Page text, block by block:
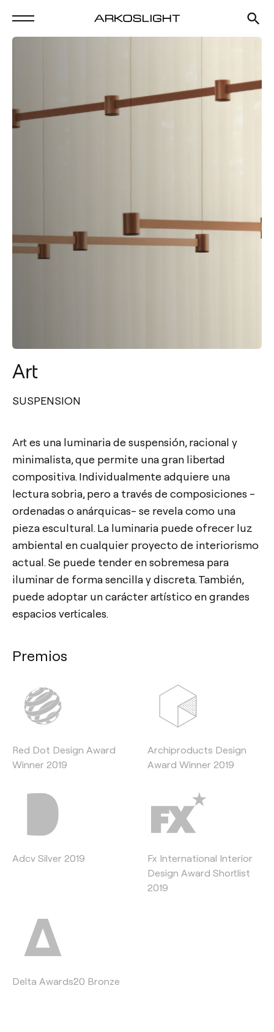
Art
SUSPENSION
Art es una luminaria de suspensión, racional y
minimalista, que permite una gran libertad
compositiva. Individualmente adquiere una
lectura sobria, pero a través de composiciones -
ordenadas o anárquicas- se revela como una
pieza escultural. La luminaria puede ofrecer luz
ambiental en cualquier proyecto de interiorismo
actual. Se puede tender en sobremesa para
iluminar de forma sencilla y discreta. También,
puede adoptar un carácter artístico en grandes
espacios verticales.
Premios
Red Dot Design Award
Winner 2019
Archiproducts Design
Award Winner 2019
Adcv Silver 2019
Fx International Interior
Design Award Shortlist
2019
Delta Awards´20 Bronze